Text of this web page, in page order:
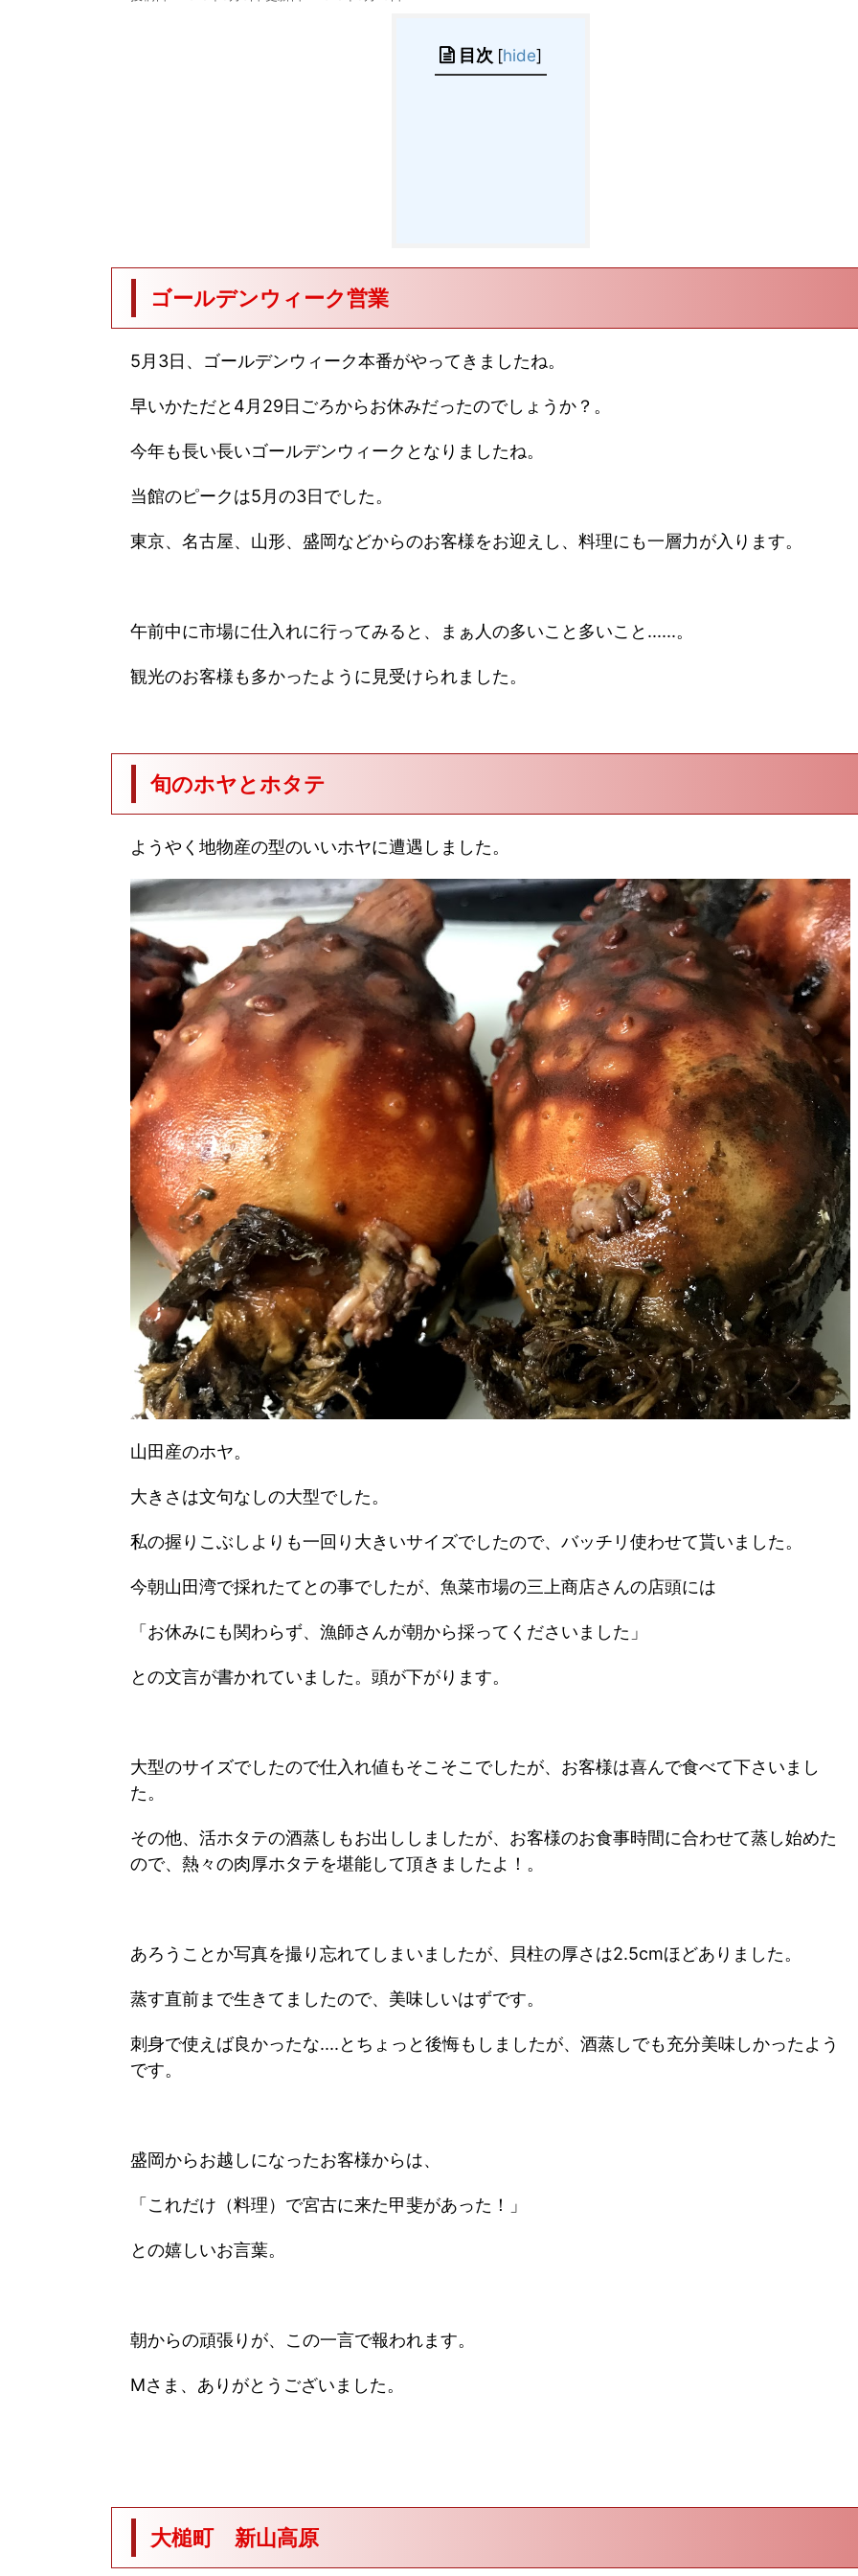
目次 [hide]
ゴールデンウィーク営業
5月3日、ゴールデンウィーク本番がやってきましたね。
早いかただと4月29日ごろからお休みだったのでしょうか？。
今年も長い長いゴールデンウィークとなりましたね。
当館のピークは5月の3日でした。
東京、名古屋、山形、盛岡などからのお客様をお迎えし、料理にも一層力が入ります。
午前中に市場に仕入れに行ってみると、まぁ人の多いこと多いこと......。
観光のお客様も多かったように見受けられました。
旬のホヤとホタテ
ようやく地物産の型のいいホヤに遭遇しました。
山田産のホヤ。
大きさは文句なしの大型でした。
私の握りこぶしよりも一回り大きいサイズでしたので、バッチリ使わせて貰いました。
今朝山田湾で採れたてとの事でしたが、魚菜市場の三上商店さんの店頭には
「お休みにも関わらず、漁師さんが朝から採ってくださいました」
との文言が書かれていました。頭が下がります。
大型のサイズでしたので仕入れ値もそこそこでしたが、お客様は喜んで食べて下さいまし
た。
その他、活ホタテの酒蒸しもお出ししましたが、お客様のお食事時間に合わせて蒸し始めた
ので、熱々の肉厚ホタテを堪能して頂きましたよ！。
あろうことか写真を撮り忘れてしまいましたが、貝柱の厚さは2.5cmほどありました。
蒸す直前まで生きてましたので、美味しいはずです。
刺身で使えば良かったな....とちょっと後悔もしましたが、酒蒸しでも充分美味しかったよう
です。
盛岡からお越しになったお客様からは、
「これだけ（料理）で宮古に来た甲斐があった！」
との嬉しいお言葉。
朝からの頑張りが、この一言で報われます。
Mさま、ありがとうございました。
大槌町 新山高原